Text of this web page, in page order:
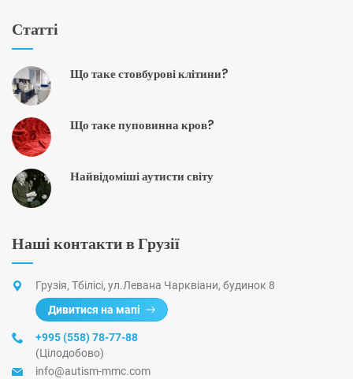
Статті
Що таке стовбурові клітини?
Що таке пуповинна кров?
Найвідоміші аутисти світу
Наші контакти в Грузії
Грузія, Тбілісі, ул.Левана Чарквіани, будинок 8
Дивитися на мапі
+995 (558) 78-77-88
(Цілодобово)
info@autism-mmc.com